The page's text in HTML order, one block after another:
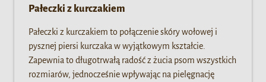
Pałeczki z kurczakiem
Pałeczki z kurczakiem to połączenie skóry wołowej i
pysznej piersi kurczaka w wyjątkowym kształcie.
Zapewnia to długotrwałą radość z żucia psom wszystkich
rozmiarów, jednocześnie wpływając na pielęgnację